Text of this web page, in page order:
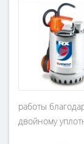
работы
двойному